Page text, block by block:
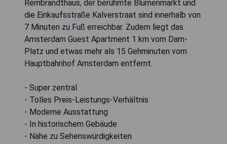
Rembrandthaus, der berühmte Blumenmarkt und
die Einkaufsstraße Kalverstraat sind innerhalb von
7 Minuten zu Fuß erreichbar. Zudem liegt das
Amsterdam Guest Apartment 1 km vom Dam-
Platz und etwas mehr als 15 Gehminuten vom
Hauptbahnhof Amsterdam entfernt.
- Super zentral
- Tolles Preis-Leistungs-Verhältnis
- Moderne Ausstattung
- In historischem Gebäude
- Nähe zu Sehenswürdigkeiten